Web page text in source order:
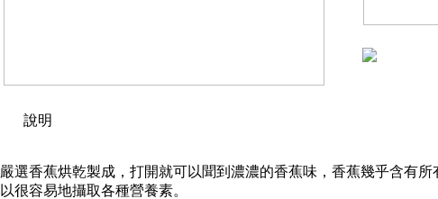
說明
嚴選香蕉烘乾製成，打開就可以聞到濃濃的香蕉味，香蕉幾乎含有
以很容易地攝取各種營養素。